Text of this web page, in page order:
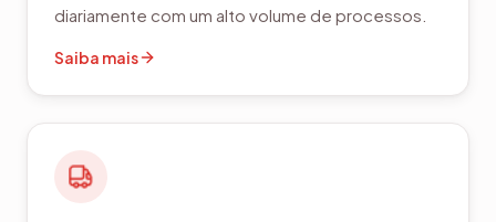
diariamente com um alto volume de processos.
Saiba mais